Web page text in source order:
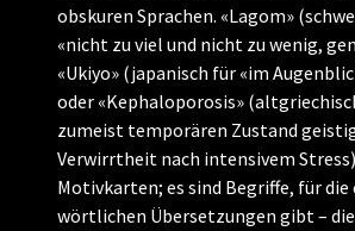
obskuren Sprachen. «Lagom»
«nicht zu viel und nicht zu wenig,
«Ukiyo» (japanisch für «im
oder «Kephaloporosis»
zumeist temporären Zustand
Verwirrtheit nach intensivem
Motivkarten; es sind Begriffe, für die
wörtlichen Übersetzungen gibt –